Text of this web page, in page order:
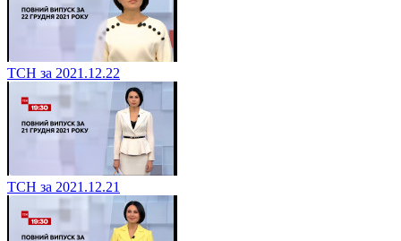
ТСН за 2021.12.22
ТСН за 2021.12.21